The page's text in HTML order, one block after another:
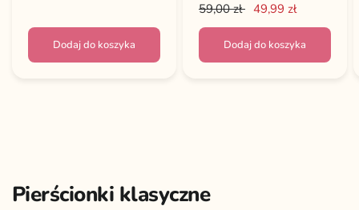
Dodaj do koszyka
59,00 zł 49,99 zł
Dodaj do koszyka
Pierścionki klasyczne